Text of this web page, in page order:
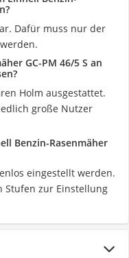
Dafür muss nur der
GC-PM 46/5 S an
Holm ausgestattet.
große Nutzer
Benzin-Rasenmäher
eingestellt werden.
Stufen zur Einstellung